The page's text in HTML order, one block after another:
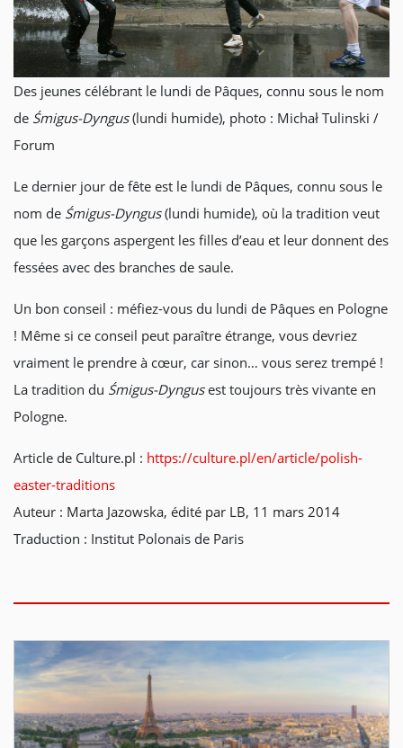
Des jeunes célébrant le lundi de Pâques, connu sous le nom
de Śmigus-Dyngus(lundi humide), photo : Michał Tulinski /
Forum
Le dernier jour de fête est le lundi de Pâques, connu sous le
nom de Śmigus-Dyngus(lundi humide), où la tradition veut
que les garçons aspergent les filles d’eau et leur donnent des
fessées avec des branches de saule.
Un bon conseil : méfiez-vous du lundi de Pâques en Pologne
! Même si ce conseil peut paraître étrange, vous devriez
vraiment le prendre à cœur, car sinon… vous serez trempé !
La tradition du Śmigus-Dyngusest toujours très vivante en
Pologne.
Article de Culture.pl : https://culture.pl/en/article/polish-
easter-traditions
Auteur : Marta Jazowska, édité par LB, 11 mars 2014
Traduction : Institut Polonais de Paris